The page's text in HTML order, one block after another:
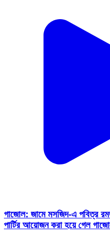
গাজোল: জামে মসজিদ-এ পবিত্র
পার্টির আয়োজন করা হয়ে গেল